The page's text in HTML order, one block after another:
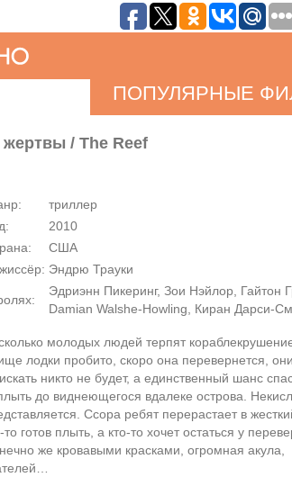
ПОПУЛЯРНЫЕ
/ The Reef
триллер
2010
США
Эндрю Трауки
Эдриэнн Пикеринг, Зои Нэйлор, Гайтон
Damian Walshe-Howling, Киран Дарси-
молодых людей терпят
лодки пробито, скоро она перевернется,
никто не будет, а единственный шанс
до виднеющегося вдалеке острова.
Ссора ребят перерастает в
то готов плыть, а кто-то хочет остаться у
же кровавыми красками, огромная акула,